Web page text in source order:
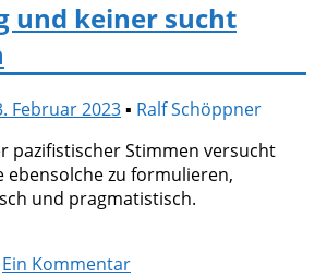
und keiner sucht
Februar 2023▪ Ralf Schöppner
pazifistischer Stimmen versucht
ebensolche zu formulieren,
und pragmatistisch.
Ein Kommentar